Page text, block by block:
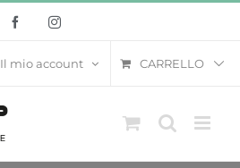
FacebookInstagram
Il mio account CARRELLO